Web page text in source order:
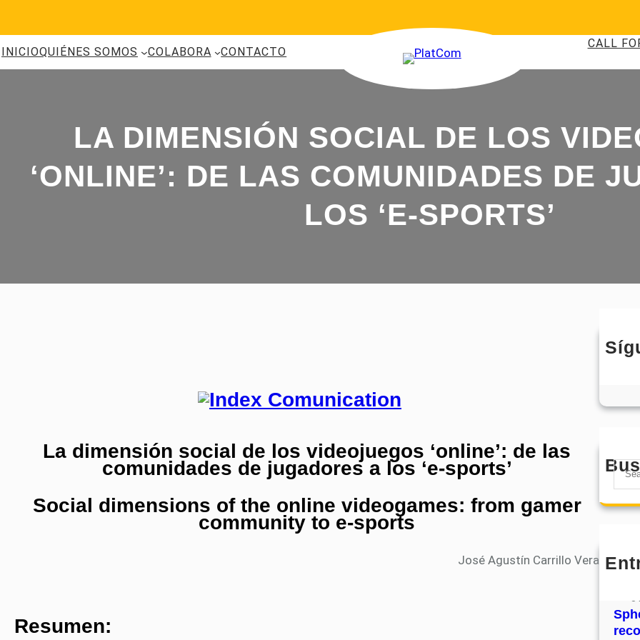
INICIOQUIÉNES SOMOS COLABORA CONTACTO
CALL
LA DIMENSIÓN SOCIAL DE LOS
‘ONLINE’: DE LAS COMUNIDADES DE
LOS ‘E-SPORTS’
La dimensión social de los videojuegos ‘online’: de las
comunidades de jugadores a los ‘e-sports’
Social dimensions of the online videogames: from gamer
community to e-sports
José Agustín Carrillo Vera
Resumen:
S
a